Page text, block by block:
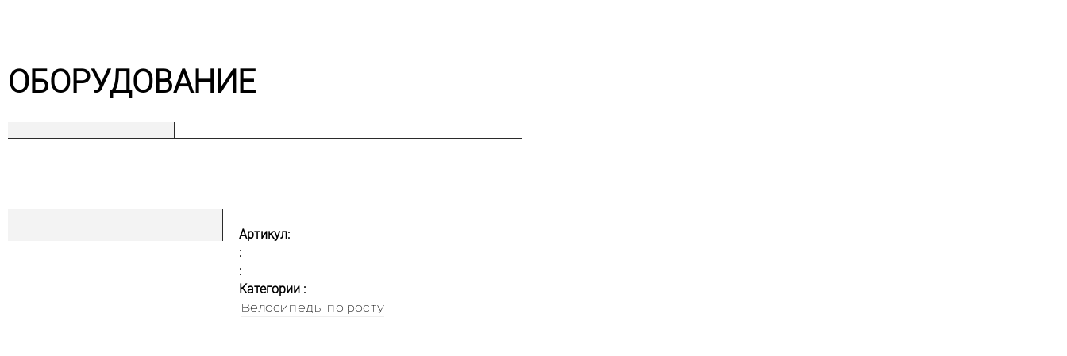
ОБОРУДОВАНИЕ
Артикул:
:
:
Категории :
Велосипеды по росту